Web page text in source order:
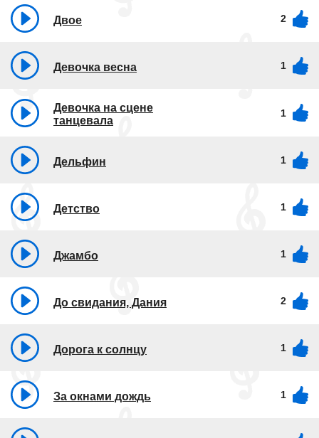
Двое 2
Девочка весна 1
Девочка на сцене
танцевала
1
Дельфин 1
Детство 1
Джамбо 1
До свидания, Дания 2
Дорога к солнцу 1
За окнами дождь 1